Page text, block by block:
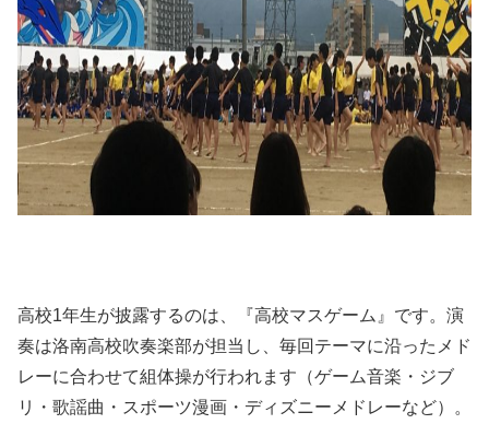
高校1年生が披露するのは、『高校マスゲーム』です。演
奏は洛南高校吹奏楽部が担当し、毎回テーマに沿ったメド
レーに合わせて組体操が行われます（ゲーム音楽・ジブ
リ・歌謡曲・スポーツ漫画・ディズニーメドレーなど）。